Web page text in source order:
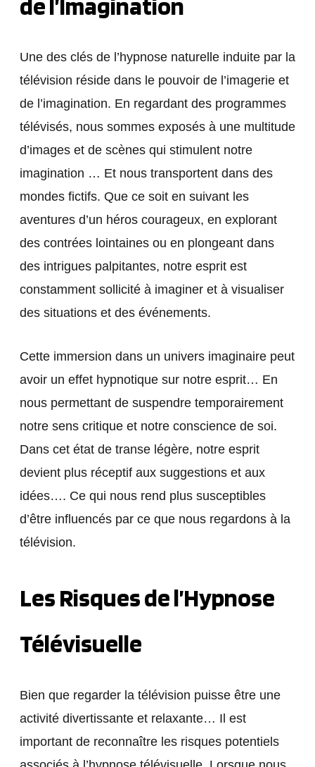
Une des clés de l’hypnose naturelle induite par la
télévision réside dans le pouvoir de l’imagerie et
de l’imagination. En regardant des programmes
télévisés, nous sommes exposés à une multitude
d’images et de scènes qui stimulent notre
imagination … Et nous transportent dans des
mondes fictifs. Que ce soit en suivant les
aventures d’un héros courageux, en explorant
des contrées lointaines ou en plongeant dans
des intrigues palpitantes, notre esprit est
constamment sollicité à imaginer et à visualiser
des situations et des événements.
Cette immersion dans un univers imaginaire peut
avoir un effet hypnotique sur notre esprit… En
nous permettant de suspendre temporairement
notre sens critique et notre conscience de soi.
Dans cet état de transe légère, notre esprit
devient plus réceptif aux suggestions et aux
idées…. Ce qui nous rend plus susceptibles
d’être influencés par ce que nous regardons à la
télévision.
Les Risques de l’Hypnose
Télévisuelle
Bien que regarder la télévision puisse être une
activité divertissante et relaxante… Il est
important de reconnaître les risques potentiels